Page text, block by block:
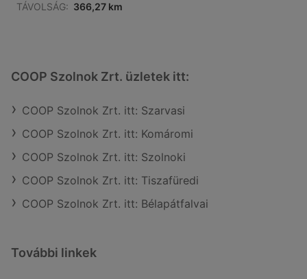
TÁVOLSÁG: 366,27 km
COOP Szolnok Zrt. üzletek itt:
COOP Szolnok Zrt. itt: Szarvasi
COOP Szolnok Zrt. itt: Komáromi
COOP Szolnok Zrt. itt: Szolnoki
COOP Szolnok Zrt. itt: Tiszafüredi
COOP Szolnok Zrt. itt: Bélapátfalvai
További linkek